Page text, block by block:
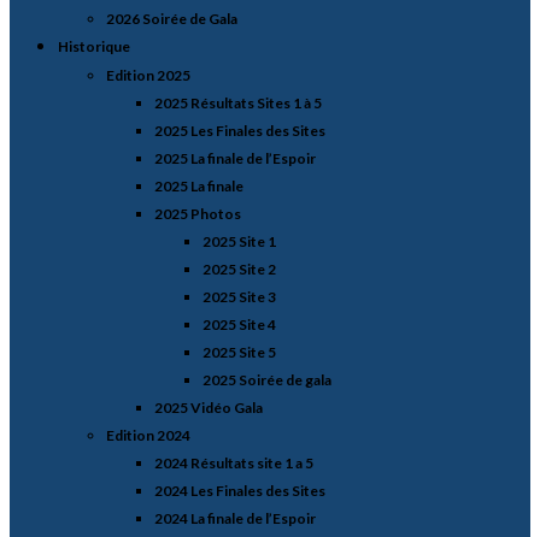
2026 Soirée de Gala
Historique
Edition 2025
2025 Résultats Sites 1 à 5
2025 Les Finales des Sites
2025 La finale de l’Espoir
2025 La finale
2025 Photos
2025 Site 1
2025 Site 2
2025 Site 3
2025 Site 4
2025 Site 5
2025 Soirée de gala
2025 Vidéo Gala
Edition 2024
2024 Résultats site 1 a 5
2024 Les Finales des Sites
2024 La finale de l’Espoir